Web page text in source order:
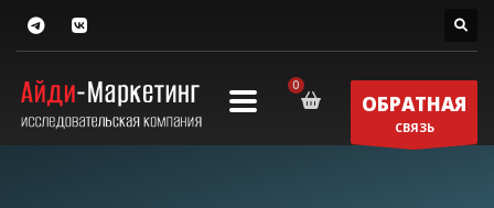
ОБРАТНАЯ
СВЯЗЬ